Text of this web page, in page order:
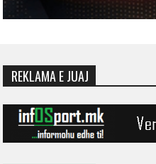
REKLAMA E JUAJ